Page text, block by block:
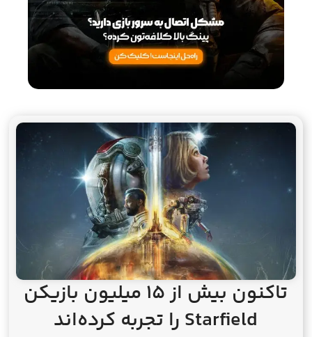
تاکنون بیش از 15 میلیون بازیکن
Starfield را تجربه کرده‌اند